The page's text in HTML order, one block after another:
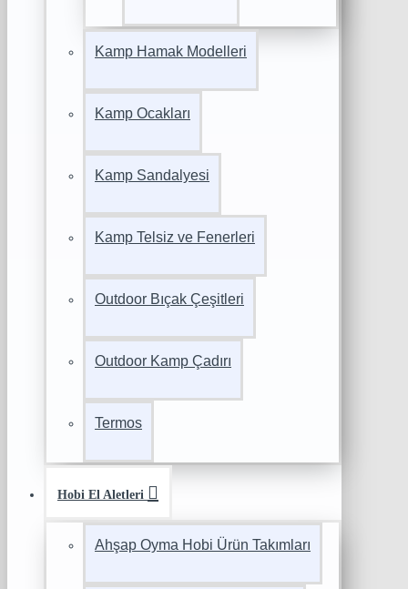
Kamp Hamak Modelleri
Kamp Ocakları
Kamp Sandalyesi
Kamp Telsiz ve Fenerleri
Outdoor Bıçak Çeşitleri
Outdoor Kamp Çadırı
Termos
Hobi El Aletleri
Ahşap Oyma Hobi Ürün Takımları